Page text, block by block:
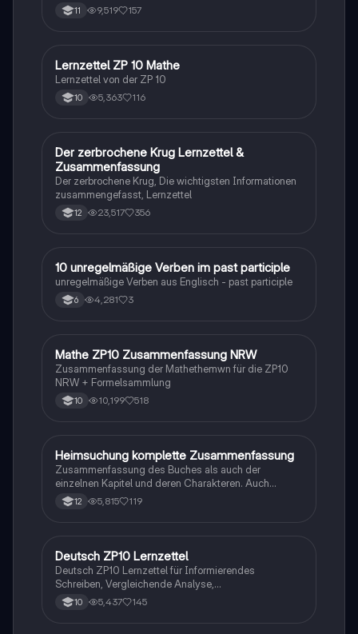
11 9,519 157
Mathe
Lernzettel ZP 10 Mathe
Lernzettel von der ZP 10
10 5,363 116
Deutsch
Der zerbrochene Krug Lernzettel &
Zusammenfassung
Der zerbrochene Krug, Die wichtigsten Informationen
zusammengefasst, Lernzettel
12 23,517 356
1 Englisch
10 unregelmäßige Verben im past participle
unregelmäßige Verben aus Englisch - past participle
6 4,281 3
Mathe
Mathe ZP10 Zusammenfassung NRW
Zusammenfassung der Mathethemwn für die ZP10
NRW + Formelsammlung
10 10,199 518
Deutsch
Heimsuchung komplette Zusammenfassung
Zusammenfassung des Buches als auch der
einzelnen Kapitel und deren Charakteren. Auch
tabellarisch. Im Unterricht ohne KI erstellt
12 5,815 119
Deutsch
Deutsch ZP10 Lernzettel
Deutsch ZP10 Lernzettel für Informierendes
Schreiben, Vergleichende Analyse,
Sachtexte/Roman/Gedicht..
10 5,437 145